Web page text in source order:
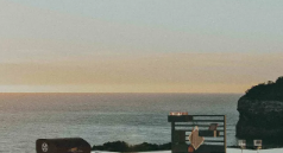
Astrologique